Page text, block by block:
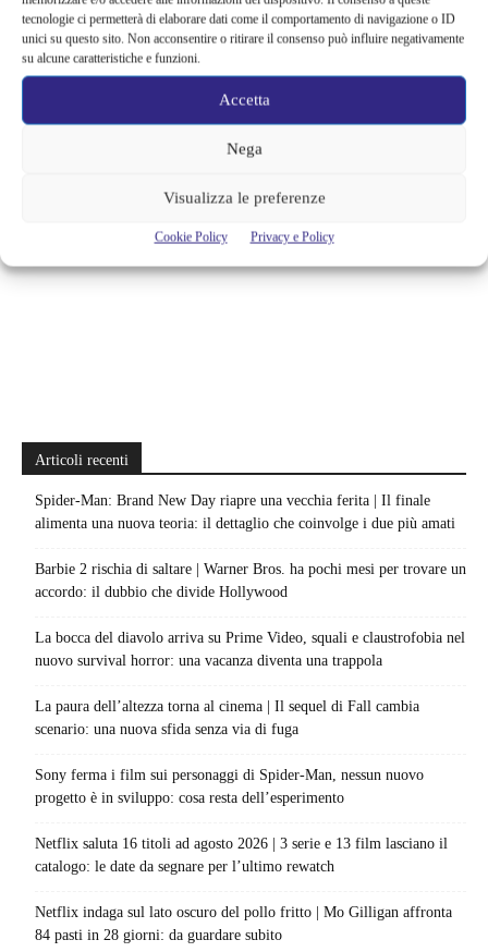
tecnologie ci permetterà di elaborare dati come il comportamento di navigazione o ID
unici su questo sito. Non acconsentire o ritirare il consenso può influire negativamente
su alcune caratteristiche e funzioni.
Accetta
Nega
Visualizza le preferenze
Cookie Policy Privacy e Policy
dei messaggi inviati ai miei interlocutori». Shigetaka Kurita,
informatico giapponese, 44 anni, tra il 1998 e il 1999 ha inventato le
celebri figure stilizzate che oggi dominano internet e la comunicazione
globale. Molte delle emoji originali traggono ispirazione...
Cristina Canci
Articoli recenti
Spider-Man: Brand New Day riapre una vecchia ferita | Il finale
alimenta una nuova teoria: il dettaglio che coinvolge i due più amati
Barbie 2 rischia di saltare | Warner Bros. ha pochi mesi per trovare un
accordo: il dubbio che divide Hollywood
La bocca del diavolo arriva su Prime Video, squali e claustrofobia nel
nuovo survival horror: una vacanza diventa una trappola
La paura dell’altezza torna al cinema | Il sequel di Fall cambia
scenario: una nuova sfida senza via di fuga
Sony ferma i film sui personaggi di Spider-Man, nessun nuovo
progetto è in sviluppo: cosa resta dell’esperimento
Netflix saluta 16 titoli ad agosto 2026 | 3 serie e 13 film lasciano il
catalogo: le date da segnare per l’ultimo rewatch
Netflix indaga sul lato oscuro del pollo fritto | Mo Gilligan affronta
84 pasti in 28 giorni: da guardare subito